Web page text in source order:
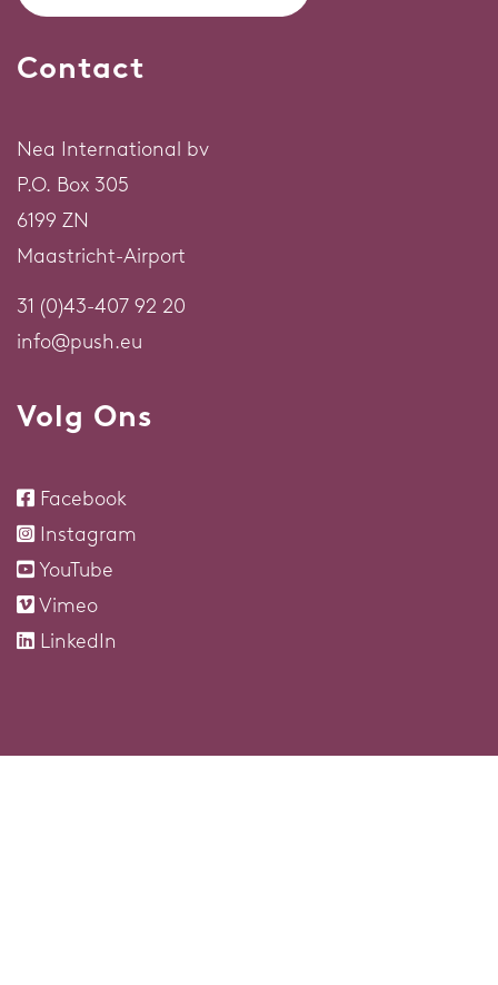
Contact
Nea International bv
P.O. Box 305
6199 ZN
Maastricht-Airport
31 (0)43-407 92 20
info@push.eu
Volg Ons
Facebook
Instagram
YouTube
Vimeo
LinkedIn